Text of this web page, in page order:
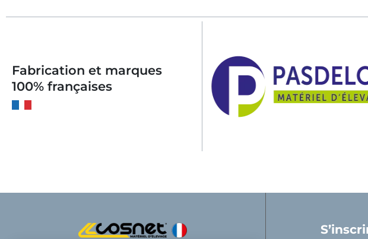
Fabrication et marques
100% françaises